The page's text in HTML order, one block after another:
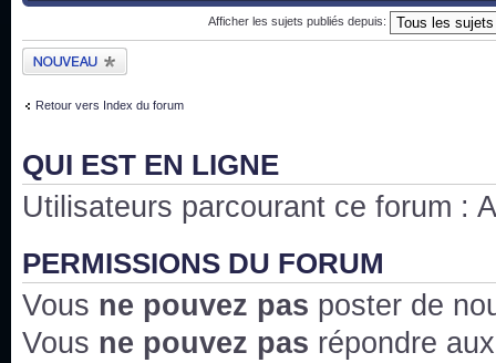
Afficher les sujets publiés depuis:
Publier un nouveau
sujet
Retour vers Index du forum
QUI EST EN LIGNE
Utilisateurs parcourant ce forum :
PERMISSIONS DU FORUM
Vous ne pouvez pas poster de
Vous ne pouvez pas répondre